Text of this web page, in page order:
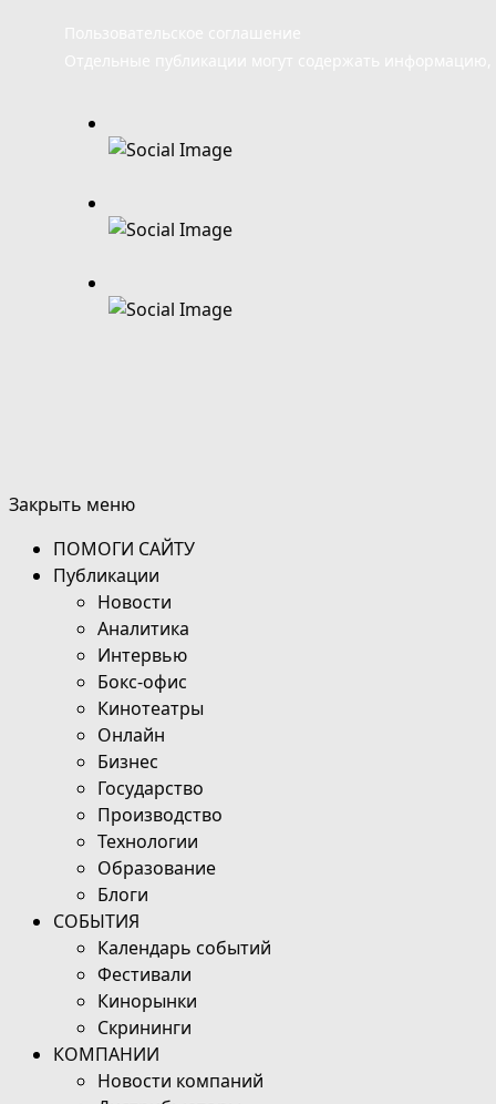
Закрыть меню
ПОМОГИ САЙТУ
Публикации
Новости
Аналитика
Интервью
Бокс-офис
Кинотеатры
Онлайн
Бизнес
Государство
Производство
Технологии
Образование
Блоги
СОБЫТИЯ
Календарь событий
Фестивали
Кинорынки
Скрининги
КОМПАНИИ
Новости компаний